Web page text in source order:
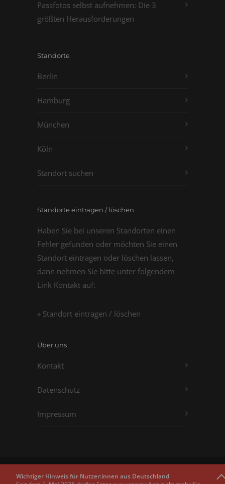
Passfotos selbst aufnehmen: Die 3
größten Herausforderungen
Standorte
Berlin
Hamburg
München
Köln
Standort suchen
Standorte eintragen / löschen
Haben Sie bei unseren Standorten einen
Fehler gefunden oder möchten Sie einen
Standort eintragen oder löschen lassen,
dann nehmen Sie bitte unter folgendem
Link Kontakt auf:
» Standort eintragen / löschen
Über uns
Kontakt
Datenschutz
Impressum
Copyright © 2011 - 2026
Wichtiger Hinweis für Nutzer:innen aus Deutschland